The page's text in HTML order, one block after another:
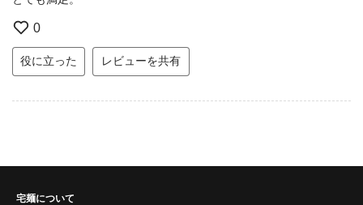
0
役に立った レビューを共有
宅麺について